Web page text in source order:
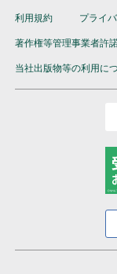
利用規約 プライ
著作権等管理事業者許
当社出版物等の利用に